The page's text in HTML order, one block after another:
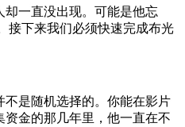
一直没出现。可能是他忘
接下来我们必须快速完成布光
是随机选择的。你能在影片
金的那几年里，他一直在不